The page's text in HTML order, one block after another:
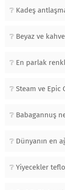
Kadeş
Beyaz ve
En parlak
Steam ve Epic
Babagannuş
Dünyanın en
Yiyecekler